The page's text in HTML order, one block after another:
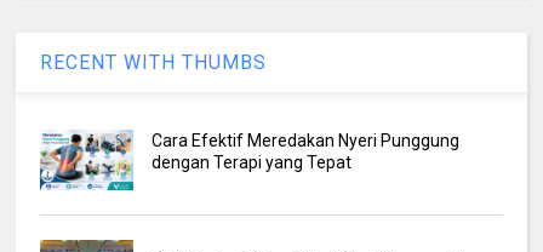
RECENT WITH THUMBS
Cara Efektif Meredakan Nyeri Punggung
dengan Terapi yang Tepat